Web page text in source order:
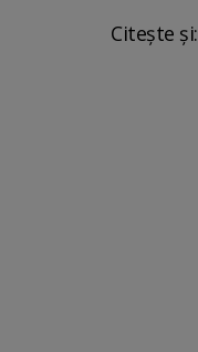
Citește și: